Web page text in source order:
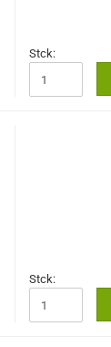
Stck:
Stck: